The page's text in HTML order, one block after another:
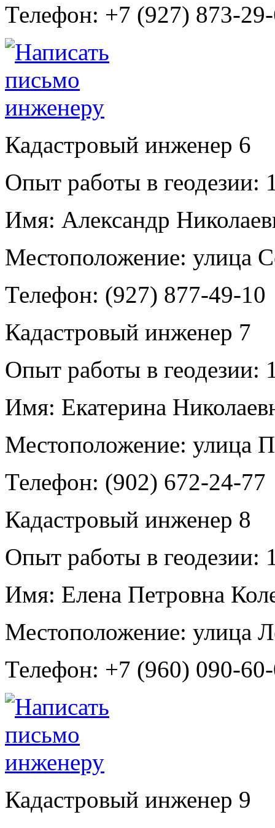
Телефон: +7 (927) 873-
Кадастровый инженер 6
Опыт работы в геодезии:
Имя: Александр
Местоположение: улица
Телефон: (927) 877-49-10
Кадастровый инженер 7
Опыт работы в геодезии:
Имя: Екатерина
Местоположение: улица
Телефон: (902) 672-24-77
Кадастровый инженер 8
Опыт работы в геодезии:
Имя: Елена Петровна
Местоположение: улица
Телефон: +7 (960) 090-
Кадастровый инженер 9